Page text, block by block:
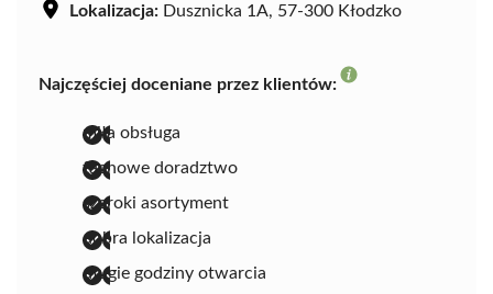
Lokalizacja: Dusznicka 1A, 57-300 Kłodzko
Najczęściej doceniane przez klientów:
miła obsługa
fachowe doradztwo
szeroki asortyment
dobra lokalizacja
długie godziny otwarcia